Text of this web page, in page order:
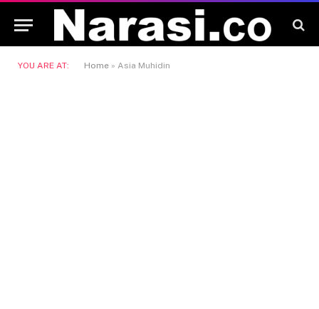
YOU ARE AT: Home » Asia Muhidin